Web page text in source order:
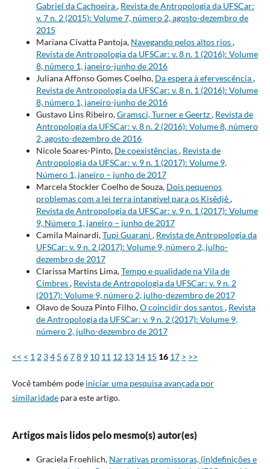
Gabriel da Cachoeira, Revista de Antropologia da UFSCar:
v. 7 n. 2 (2015): Volume 7, número 2, agosto-dezembro de
2015
Mariana Civatta Pantoja, Navegando pelos altos rios,
Revista de Antropologia da UFSCar: v. 8 n. 1 (2016): Volume
8, número 1, janeiro-junho de 2016
Juliana Affonso Gomes Coelho, Da espera à efervescência,
Revista de Antropologia da UFSCar: v. 8 n. 1 (2016): Volume
8, número 1, janeiro-junho de 2016
Gustavo Lins Ribeiro,Gramsci, Turner e Geertz, Revista de
Antropologia da UFSCar: v. 8 n. 2 (2016): Volume 8, número
2, agosto-dezembro de 2016
Nicole Soares-Pinto, De coexistências, Revista de
Antropologia da UFSCar: v. 9 n. 1 (2017): Volume 9,
Número 1, janeiro – junho de 2017
Marcela Stockler Coelho de Souza, Dois pequenos
problemas com a lei terra intangível para os Kisêdjê,
Revista de Antropologia da UFSCar: v. 9 n. 1 (2017): Volume
9, Número 1, janeiro – junho de 2017
Camila Mainardi,Tupi Guarani , Revista de Antropologia da
UFSCar: v. 9 n. 2 (2017): Volume 9, número 2, julho-
dezembro de 2017
Clarissa Martins Lima,Tempo e qualidade na Vila de
Cimbres, Revista de Antropologia da UFSCar: v. 9 n. 2
(2017): Volume 9, número 2, julho-dezembro de 2017
Olavo de Souza Pinto Filho,O coincidir dos santos, Revista
de Antropologia da UFSCar: v. 9 n. 2 (2017): Volume 9,
número 2, julho-dezembro de 2017
<< < 1 2 34 5 678 9 10 11 12 13 14 15 16 17 > >>
Você também pode iniciar uma pesquisa avançada por
similaridadepara este artigo.
Artigos mais lidos pelo mesmo(s) autor(es)
Graciela Froehlich, Narrativas promissoras, (in)definições e